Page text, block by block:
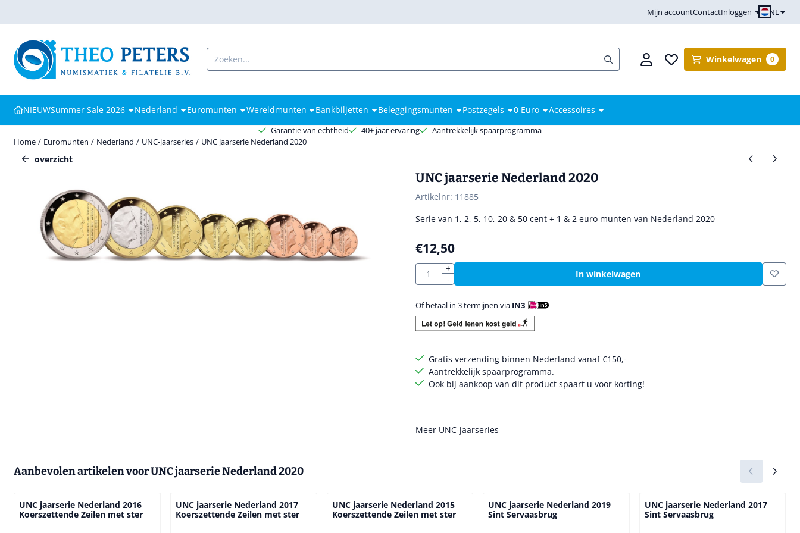
Mijn accountContactInloggen NL
Zoeken
Winkelwagen 0
NIEUWSummer Sale 2026 Nederland Euromunten Wereldmunten Bankbiljetten Beleggingsmunten Postzegels 0 Euro Accessoires
Garantie van echtheid 40+ jaar ervaring
Aantrekkelijk spaarprogramma
Home / Euromunten / Nederland / UNC-jaarseries / UNC jaarserie Nederland 2020
overzicht
UNC jaarserie Nederland 2020
Artikelnr: 11885
Serie van 1, 2, 5, 10, 20 & 50 cent + 1 & 2 euro munten van Nederland 2020
€12,50
Aantal
+
-
In winkelwagen
Of betaal in 3 termijnen via IN3
Gratis verzending binnen Nederland vanaf €150,-
Aantrekkelijk spaarprogramma.
Ook bij aankoop van dit product spaart u voor korting!
Meer UNC-jaarseries
Aanbevolen artikelen voorUNC jaarserie Nederland 2020
UNC jaarserie Nederland 2016
Koerszettende Zeilen met ster
UNC jaarserie Nederland 2017
Koerszettende Zeilen met ster
UNC jaarserie Nederland 2015
Koerszettende Zeilen met ster
UNC jaarserie Nederland 2019
Sint Servaasbrug
UNC jaarserie Nederland 2017
Sint Servaasbrug